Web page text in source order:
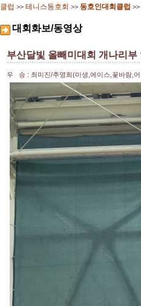
클럽 >> 테니스동호회 >> 동호인대회클럽 >>
대회화보/동영상
부산달빛 올빼미대회 개나리부
우 승 : 최미진/추영희(미생,에이스,꽃바람,